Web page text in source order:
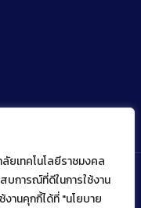
ยเทคโนโลยีราชมงคล
บการณ์ที่ดีในการใช้งาน
งานคุกกี้ได้ที่ "นโยบาย
เกษตร มหาวิทยาลัย